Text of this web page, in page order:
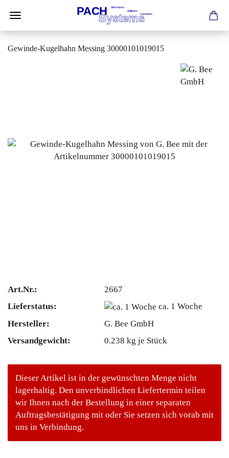
Gewinde-Kugelhahn Messing 30000101019015
Art.Nr.:
2667
Lieferstatus:
ca. 1 Woche
Hersteller:
G. Bee GmbH
Versandgewicht:
0.238 kg je Stück
Dieser Artikel ist in der gewünschten Menge nicht
lagerhaltig. Den unverbindlichen Liefertermin teilen
wir Ihnen nach der Bestellung in einer separaten
Auftragsbestätigung mit oder Sie setzen sich vorab mit
uns in Verbindung.